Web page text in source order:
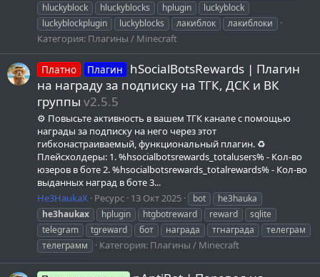
hluckyblock
hluckyblocks hplugin
luckyblock
luckyblockplugin
luckyblocks лакиблок лакиблоки
Категория: Плагины / Minecraft
Платно Плагин
hSocialBotsRewards | Плагин
на награду за подписку на ТГК, ДСК и ВК
группы v2.5.5
⚙️ Повысьте активность в вашем ТГК канале с помощью
награды за подписку на него через этот
гибконастраиваемый, функциональный плагин. ♻️
Плейсхолдеры: 1. %hsocialbotsrewards_totalusers% - Кол-во
юзеров в боте 2. %hsocialbotsrewards_totalrewards% - Кол-во
выданных наград в боте 3...
He3HaukaX
Ресурс 13 Окт 2025 bot
he3hauka
he3haukax
hplugin htgbotreward reward
sqlite
telegram
tgreward бот награда тгнаграда
телеграм
телеграмм
Категория: Плагины / Minecraft